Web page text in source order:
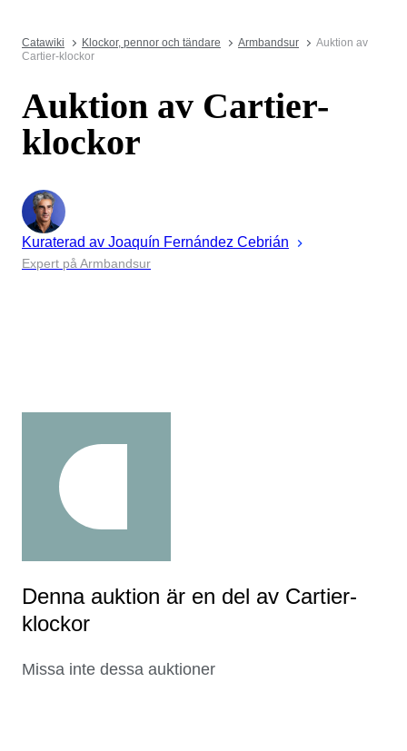
Catawiki Klockor, pennor och tändare Armbandsur
Auktion av
Cartier-klockor
Auktion av Cartier-
klockor
Kuraterad av Joaquín Fernández Cebrián
Expert på Armbandsur
Denna auktion är en del av Cartier-
klockor
Missa inte dessa auktioner